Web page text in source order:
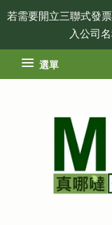
若需要開立三聯式發
入公司
選單